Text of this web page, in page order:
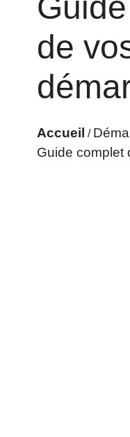
de
Accueil /
Guide complet